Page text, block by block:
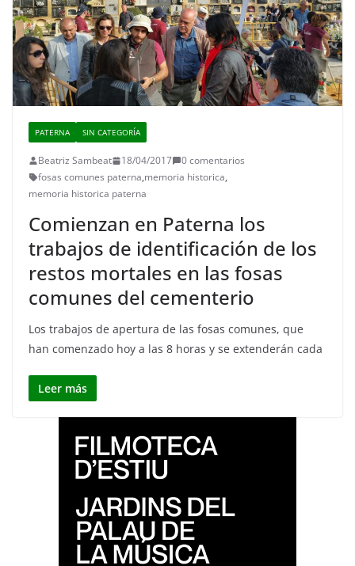
PATERNA SIN CATEGORÍA
Beatriz Sambeat 18/04/2017
0 comentarios
fosas comunes paterna,memoria historica,
memoria historica paterna
Comienzan en Paterna los
trabajos de identificación de los
restos mortales en las fosas
comunes del cementerio
Los trabajos de apertura de las fosas comunes, que
han comenzado hoy a las 8 horas y se extenderán cada
Leer más